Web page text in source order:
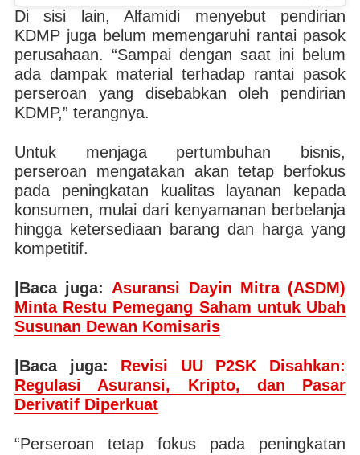
Di sisi lain, Alfamidi menyebut pendirian
KDMP juga belum memengaruhi rantai pasok
perusahaan. “Sampai dengan saat ini belum
ada dampak material terhadap rantai pasok
perseroan yang disebabkan oleh pendirian
KDMP,” terangnya.
Untuk menjaga pertumbuhan bisnis,
perseroan mengatakan akan tetap berfokus
pada peningkatan kualitas layanan kepada
konsumen, mulai dari kenyamanan berbelanja
hingga ketersediaan barang dan harga yang
kompetitif.
|Baca juga: Asuransi Dayin Mitra (ASDM)
Minta Restu Pemegang Saham untuk Ubah
Susunan Dewan Komisaris
|Baca juga: Revisi UU P2SK Disahkan:
Regulasi Asuransi, Kripto, dan Pasar
Derivatif Diperkuat
“Perseroan tetap fokus pada peningkatan